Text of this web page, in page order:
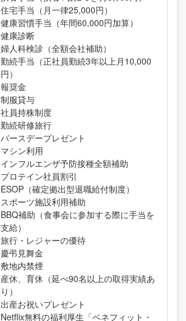
住宅手当（月一律25,000円）
健康習慣手当（年間60,000円加算）
健康診断
婦人科検診（全額会社補助）
勤続手当（正社員勤続3年以上月10,000
円）
報奨金
制服貸与
社員持株制度
勤続研修旅行
バースデープレゼント
マシン利用
インフルエンザ予防接種全額補助
プロテイン社員割引
ESOP（確定拠出型退職給付制度）
スポーツ施設利用補助
BBQ補助（食事会に参加する際に手当を
支給）
旅行・レジャーの優待
慶弔見舞金
敷地内禁煙
産休、育休（延べ90名以上の取得実績あ
り）
出産お祝いプレゼント
Netflix無料の福利厚生「ベネフィット・